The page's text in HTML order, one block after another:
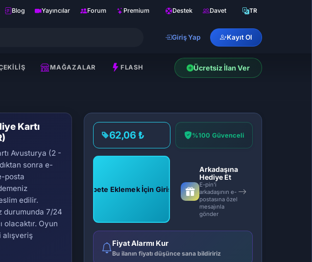
Blog Yayıncılar Forum Premium Destek Davet TR
Giriş Yap Kayıt Ol
MAĞAZALAR FLASH Ücretsiz İlan Ver
Kartı
Avusturya (2 -
sonra e-
posta
edilir.
durumunda 7/24
olacaktır. Oyun
62,06 ₺ %100 Güvenceli
Sepete Eklemek İçin Giriş Yap
Arkadaşına
Hediye Et
E-pin'i
arkadaşının e-
postasına özel
mesajınla
gönder
Fiyat Alarmı Kur
Bu ilanın fiyatı düşünce sana bildiririz